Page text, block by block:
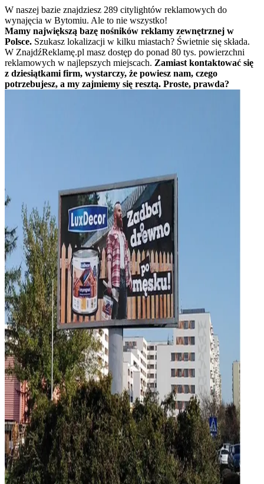
W naszej bazie znajdziesz 289 citylightów reklamowych do
wynajęcia w Bytomiu. Ale to nie wszystko!
Mamy największą bazę nośników reklamy zewnętrznej w
Polsce. Szukasz lokalizacji w kilku miastach? Świetnie się składa.
W ZnajdźReklamę.pl masz dostęp do ponad 80 tys. powierzchni
reklamowych w najlepszych miejscach. Zamiast kontaktować się
z dziesiątkami firm, wystarczy, że powiesz nam, czego
potrzebujesz, a my zajmiemy się resztą. Proste, prawda?